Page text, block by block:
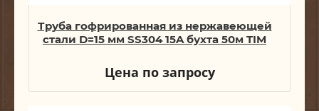
Труба гофрированная из нержавеющей
стали D=15 мм SS304 15A бухта 50м TIM
Цена по запросу